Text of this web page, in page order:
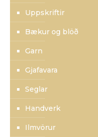
Uppskriftir
Bækur og blöð
Garn
Gjafavara
Seglar
Handverk
Ilmvörur